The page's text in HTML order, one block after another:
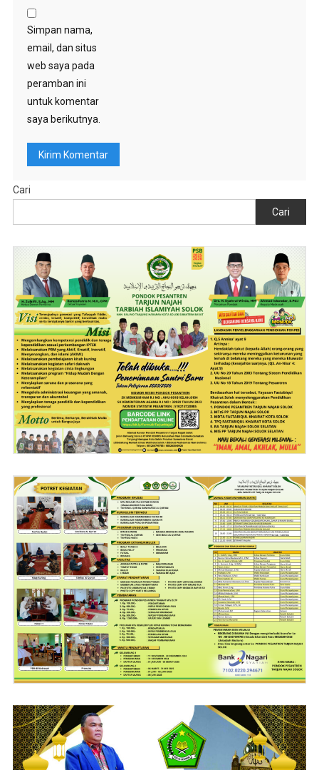
Simpan nama,
email, dan situs
web saya pada
peramban ini
untuk komentar
saya berikutnya.
Cari
Cari